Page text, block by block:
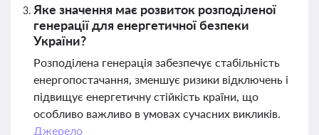
Яке значення має розвиток розподіленої
генерації для енергетичної безпеки
України?
Розподілена генерація забезпечує стабільність
енергопостачання, зменшує ризики відключень і
підвищує енергетичну стійкість країни, що
особливо важливо в умовах сучасних викликів.
Джерело